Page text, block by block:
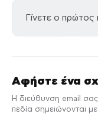
Γίνετε ο
Αφήστε ένα
Η διεύθυνση email
πεδία σημειώνονται με